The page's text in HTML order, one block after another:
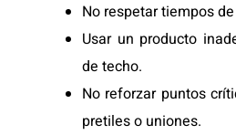
No respetar tiempos
Usar un producto
de techo.
No reforzar puntos
pretiles o uniones.